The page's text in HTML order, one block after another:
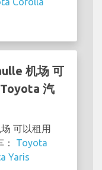
机场 可
汽
可以租用
Toyota
Yaris